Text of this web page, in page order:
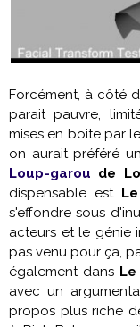
Forcément, à côté
parait pauvre,
mises en boite par
on aurait préféré
Loup-garou de
dispensable est
s'effondre sous
acteurs et le génie
pas venu pour ça,
également dans Le
avec un
propos plus riche